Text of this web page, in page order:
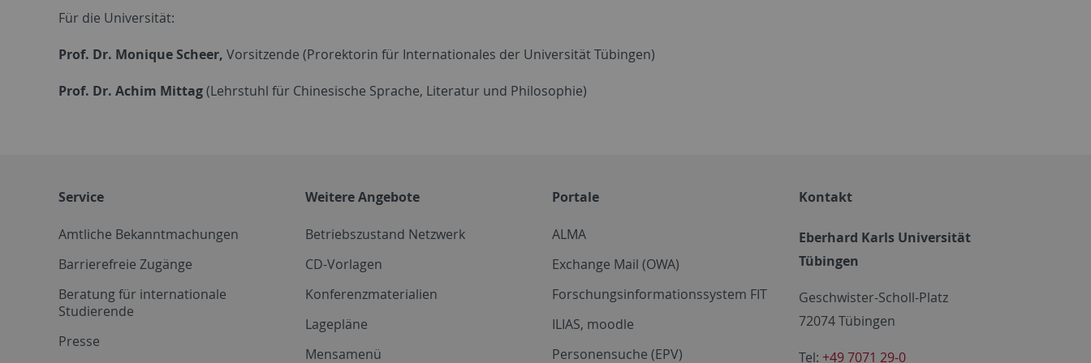
Für die Universität:
Prof. Dr. Monique Scheer, Vorsitzende (Prorektorin für Internationales der Universität Tübingen)
Prof. Dr. Achim Mittag(Lehrstuhl für Chinesische Sprache, Literatur und Philosophie)
Service
Amtliche Bekanntmachungen
Barrierefreie Zugänge
Beratung für internationale
Studierende
Presse
Weitere Angebote
Betriebszustand Netzwerk
CD-Vorlagen
Konferenzmaterialien
Lagepläne
Mensamenü
Portale
ALMA
Exchange Mail (OWA)
Forschungsinformationssystem FIT
ILIAS, moodle
Personensuche (EPV)
Kontakt
Eberhard Karls Universität
Tübingen
Geschwister-Scholl-Platz
72074 Tübingen
Tel: +49 7071 29-0